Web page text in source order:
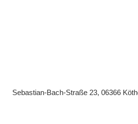
Sebastian-Bach-Straße 23, 06366